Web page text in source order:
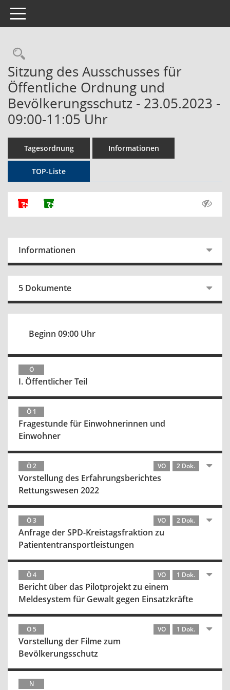
Toggle navigation
Rechercheauswahl
Sitzung des Ausschusses für
Öffentliche Ordnung und
Bevölkerungsschutz - 23.05.2023 -
09:00-11:05 Uhr
Tagesordnung Informationen
TOP-Liste
Alle Dokumente zu dieser Sitzung zusammenfassen
Dokumente ohne Anlagen zusammenfassen
Informationen
5 Dokumente
Beginn 09:00 Uhr
Ö
I. Öffentlicher Teil
Ö 1
Fragestunde für Einwohnerinnen und
Einwohner
Ö 2 VO 2 Dok.
Vorstellung des Erfahrungsberichtes
Rettungswesen 2022
Ö 3 VO 2 Dok.
Anfrage der SPD-Kreistagsfraktion zu
Patiententransportleistungen
Ö 4 VO 1 Dok.
Bericht über das Pilotprojekt zu einem
Meldesystem für Gewalt gegen Einsatzkräfte
Ö 5 VO 1 Dok.
Vorstellung der Filme zum
Bevölkerungsschutz
N